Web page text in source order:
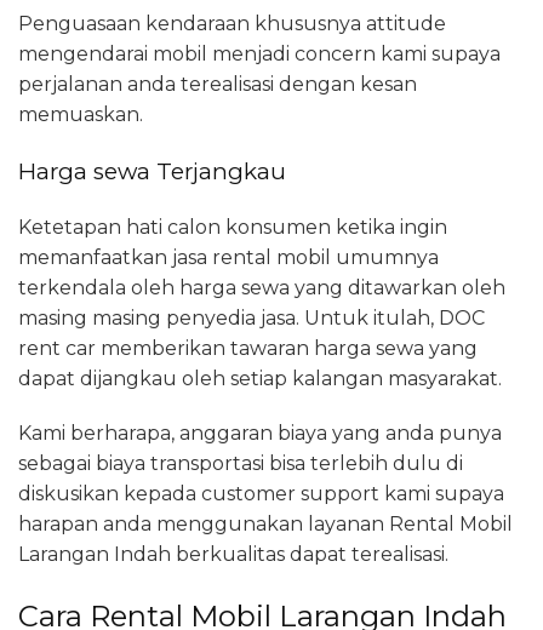
Penguasaan kendaraan khususnya attitude
mengendarai mobil menjadi concern kami supaya
perjalanan anda terealisasi dengan kesan
memuaskan.
Harga sewa Terjangkau
Ketetapan hati calon konsumen ketika ingin
memanfaatkan jasa rental mobil umumnya
terkendala oleh harga sewa yang ditawarkan oleh
masing masing penyedia jasa. Untuk itulah, DOC
rent car memberikan tawaran harga sewa yang
dapat dijangkau oleh setiap kalangan masyarakat.
Kami berharapa, anggaran biaya yang anda punya
sebagai biaya transportasi bisa terlebih dulu di
diskusikan kepada customer support kami supaya
harapan anda menggunakan layanan Rental Mobil
Larangan Indah berkualitas dapat terealisasi.
Cara Rental Mobil Larangan Indah